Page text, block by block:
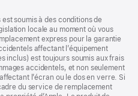
soumis à des conditions de
locale au moment où vous
express pour la garantie
affectant l’équipement
inclus) est toujours soumis aux frais
accidentels, et non seulement
l’écran ou le dos en verre. Si
du service de remplacement